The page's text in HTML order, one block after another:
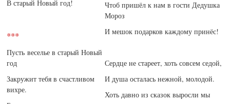
В старый Новый год!
***
Пусть веселье в старый Новый
год
Закружит тебя в счастливом
вихре.
Чтоб пришёл к нам в гости Дедушка
Мороз
И мешок подарков каждому принёс!
Сердце не стареет, хоть совсем седой,
И душа осталась нежной, молодой.
Хоть давно из сказок выросли мы